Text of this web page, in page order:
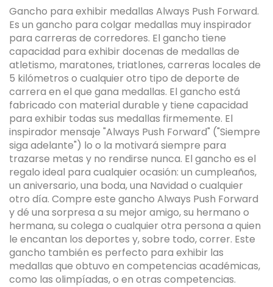
Gancho para exhibir medallas Always Push Forward.
Es un gancho para colgar medallas muy inspirador
para carreras de corredores. El gancho tiene
capacidad para exhibir docenas de medallas de
atletismo, maratones, triatlones, carreras locales de
5 kilómetros o cualquier otro tipo de deporte de
carrera en el que gana medallas. El gancho está
fabricado con material durable y tiene capacidad
para exhibir todas sus medallas firmemente. El
inspirador mensaje "Always Push Forward" ("Siempre
siga adelante") lo o la motivará siempre para
trazarse metas y no rendirse nunca. El gancho es el
regalo ideal para cualquier ocasión: un cumpleaños,
un aniversario, una boda, una Navidad o cualquier
otro día. Compre este gancho Always Push Forward
y dé una sorpresa a su mejor amigo, su hermano o
hermana, su colega o cualquier otra persona a quien
le encantan los deportes y, sobre todo, correr. Este
gancho también es perfecto para exhibir las
medallas que obtuvo en competencias académicas,
como las olimpíadas, o en otras competencias.